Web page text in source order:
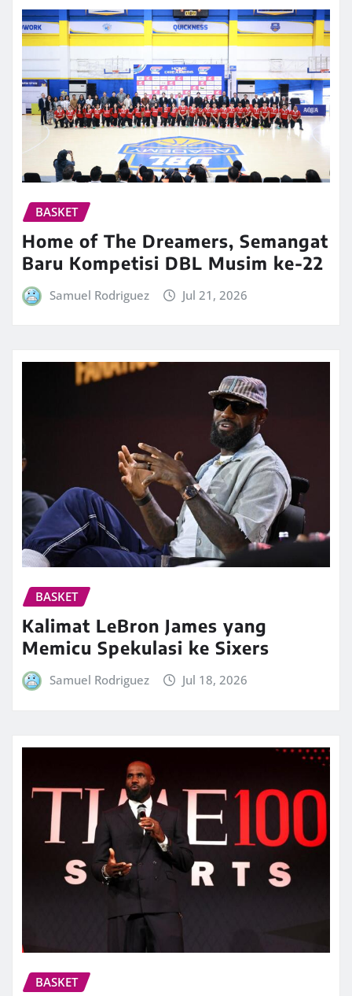
BASKET
Home of The Dreamers, Semangat
Baru Kompetisi DBL Musim ke-22
Samuel Rodriguez Jul 21, 2026
BASKET
Kalimat LeBron James yang
Memicu Spekulasi ke Sixers
Samuel Rodriguez Jul 18, 2026
BASKET